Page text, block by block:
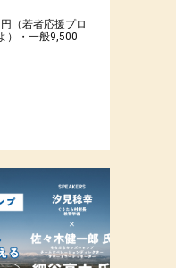
（若者応援プロ
）・一般9,500